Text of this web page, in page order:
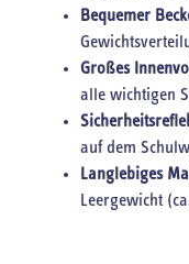
Bequemer
Großes
alle wichtigen
auf dem
Langlebiges
Leergewicht